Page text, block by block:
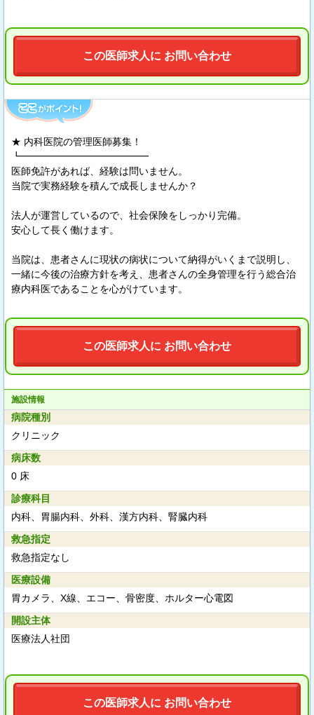
この医師求人に お問い合わせ
★ 内科医院の管理医師募集！
┗━━━━━━━━━━━━━
医師免許があれば、経験は問いません。
当院で実務経験を積んで成長しませんか？
法人が運営しているので、社会保険をしっかり完備。
安心して長く働けます。
当院は、患者さんに現状の病状について納得がいくまで説明し、
一緒に今後の治療方針を考え、患者さんの全身管理を行う総合治
療内科医であることを心がけています。
この医師求人に お問い合わせ
施設情報
病院種別
クリニック
病床数
0 床
診療科目
内科、胃腸内科、外科、漢方内科、腎臓内科
救急指定
救急指定なし
医療設備
胃カメラ、X線、エコー、骨密度、ホルター心電図
開設主体
医療法人社団
この医師求人に お問い合わせ